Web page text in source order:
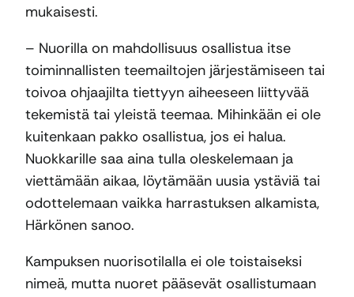
mukaisesti.
– Nuorilla on mahdollisuus osallistua itse
toiminnallisten teemailtojen järjestämiseen tai
toivoa ohjaajilta tiettyyn aiheeseen liittyvää
tekemistä tai yleistä teemaa. Mihinkään ei ole
kuitenkaan pakko osallistua, jos ei halua.
Nuokkarille saa aina tulla oleskelemaan ja
viettämään aikaa, löytämään uusia ystäviä tai
odottelemaan vaikka harrastuksen alkamista,
Härkönen sanoo.
Kampuksen nuorisotilalla ei ole toistaiseksi
nimeä, mutta nuoret pääsevät osallistumaan